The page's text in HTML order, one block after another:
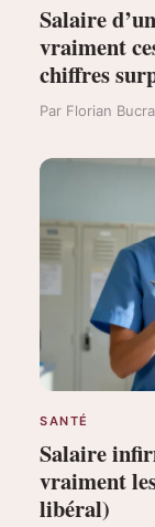
Salaire
vraiment
chiffres
Par Florian
SANTÉ
Salaire
vraiment
libéral)